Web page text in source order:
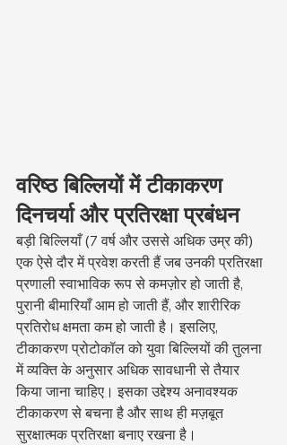
वरिष्ठ बिल्लियों में टीकाकरण
दिनचर्या और प्रतिरक्षा प्रबंधन
बड़ी बिल्लियाँ (7 वर्ष और उससे अधिक उम्र की)
एक ऐसे दौर में प्रवेश करती हैं जब उनकी प्रतिरक्षा
प्रणाली स्वाभाविक रूप से कमज़ोर हो जाती है,
पुरानी बीमारियाँ आम हो जाती हैं, और शारीरिक
प्रतिरोध क्षमता कम हो जाती है। इसलिए,
टीकाकरण प्रोटोकॉल को युवा बिल्लियों की तुलना
में व्यक्ति के अनुसार अधिक सावधानी से तैयार
किया जाना चाहिए। इसका उद्देश्य अनावश्यक
टीकाकरण से बचना है और साथ ही मज़बूत
सुरक्षात्मक प्रतिरक्षा बनाए रखना है।